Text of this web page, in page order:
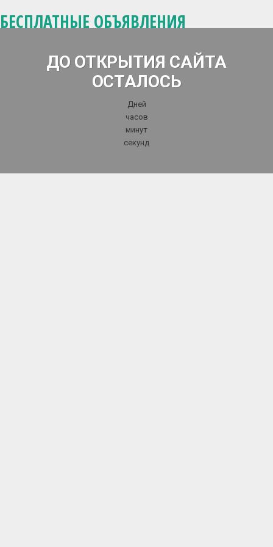
БЕСПЛАТНЫЕ ОБЪЯВЛЕНИЯ
ДО ОТКРЫТИЯ САЙТА
ОСТАЛОСЬ
Дней
часов
минут
секунд